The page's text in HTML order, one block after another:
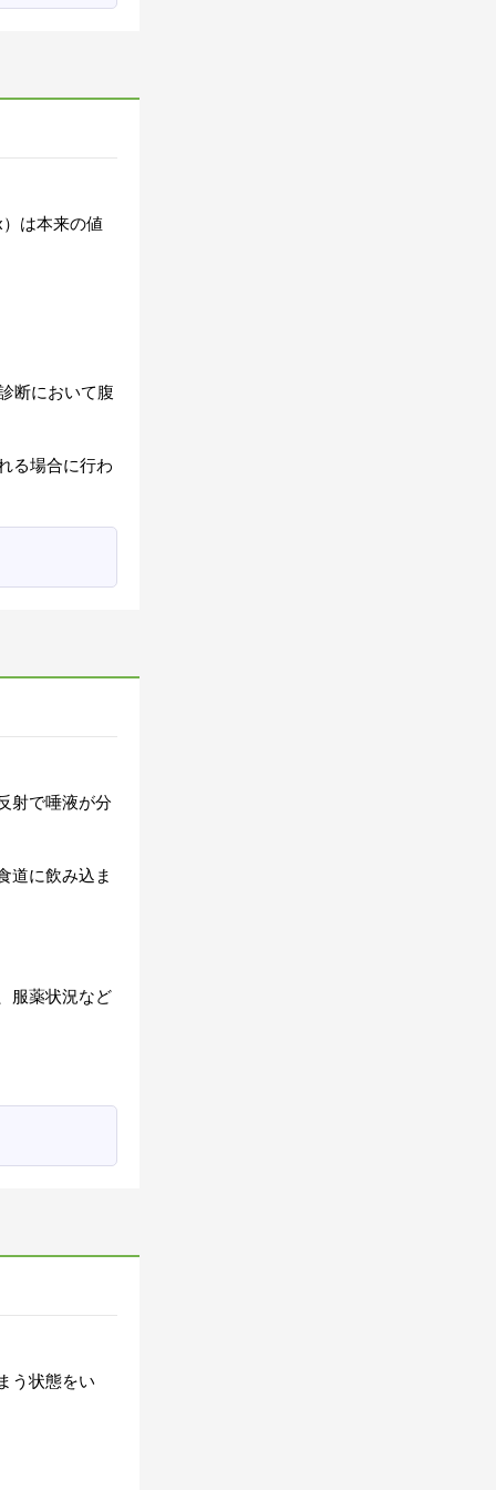
は本来の値
断において腹
る場合に行わ
射で唾液が分
道に飲み込ま
服薬状況など
う状態をい